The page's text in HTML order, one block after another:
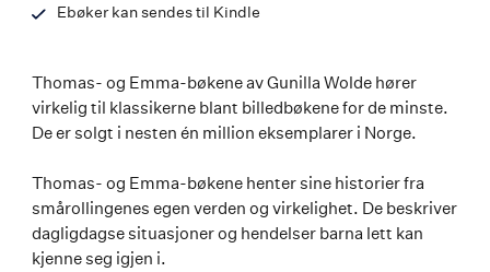
Ebøker kan sendes til Kindle
Thomas- og Emma-bøkene av Gunilla Wolde hører
virkelig til klassikerne blant billedbøkene for de minste.
De er solgt i nesten én million eksemplarer i Norge.
Thomas- og Emma-bøkene henter sine historier fra
smårollingenes egen verden og virkelighet. De beskriver
dagligdagse situasjoner og hendelser barna lett kan
kjenne seg igjen i.